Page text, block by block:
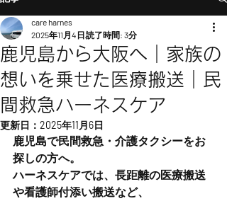
鹿児島から大阪へ｜家族の
想いを乗せた医療搬送｜民
間救急ハーネスケア
care harnes
2025年11月4日読了時間: 3分
更新日： 2025年11月6日
鹿児島で民間救急・介護タクシーをお
探しの方へ。
ハーネスケアでは、長距離の医療搬送
や看護師付添い搬送など、